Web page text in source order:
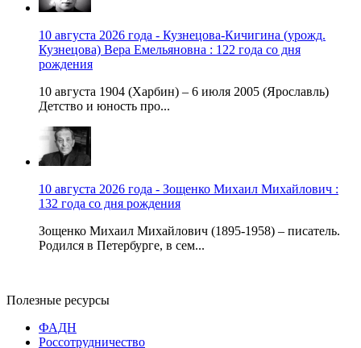
10 августа 2026 года - Кузнецова-Кичигина (урожд.
Кузнецова) Вера Емельяновна : 122 года со дня
рождения
10 августа 1904 (Харбин) – 6 июля 2005 (Ярославль)
Детство и юность про...
10 августа 2026 года - Зощенко Михаил Михайлович :
132 года со дня рождения
Зощенко Михаил Михайлович (1895-1958) – писатель.
Родился в Петербурге, в сем...
Полезные ресурсы
ФАДН
Россотрудничество